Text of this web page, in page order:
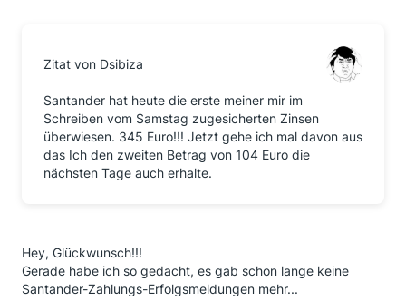
Zitat von Dsibiza
Santander hat heute die erste meiner mir im
Schreiben vom Samstag zugesicherten Zinsen
überwiesen. 345 Euro!!! Jetzt gehe ich mal davon aus
das Ich den zweiten Betrag von 104 Euro die
nächsten Tage auch erhalte.
Hey, Glückwunsch!!!
Gerade habe ich so gedacht, es gab schon lange keine
Santander-Zahlungs-Erfolgsmeldungen mehr...